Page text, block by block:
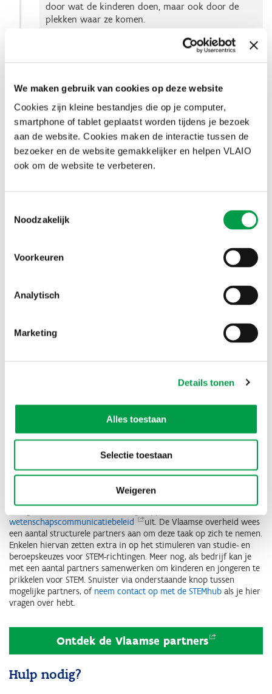
We maken gebruik van cookies op deze website
Cookies zijn kleine bestandjes die op je computer,
smartphone of tablet geplaatst worden tijdens je bezoek
aan de website. Cookies maken de interactie tussen de
bezoeker en de website gemakkelijker en helpen VLAIO
ook om de website te verbeteren.
Noodzakelijk
Voorkeuren
Analytisch
Marketing
Details tonen
Alles toestaan
Selectie toestaan
Weigeren
door wat de kinderen doen, maar ook door de
plekken waar ze komen.
Ontvang een groep kinderen voor een
3
Laat een STEM-kamp doorgaan in jouw
bedrijf
4
Werk samen met een STEM-ontwikkelaar
voor doe-activiteiten
Werk samen met STEM in de vrije tijd
Wetenschapscommunicatie
Om wetenschap en technologische innovatie onder de aandacht te
wetenschapscommunicatiebeleid
uit. De Vlaamse overheid wees
een aantal structurele partners aan om deze taak op zich te nemen.
Enkelen hiervan zetten extra in op het stimuleren van studie- en
beroepskeuzes voor STEM-richtingen. Meer nog, als bedrijf kan je
met een aantal partners samenwerken om kinderen en jongeren te
prikkelen voor STEM. Snuister via onderstaande knop tussen
mogelijke partners, of neem contact op met de STEMhub als je hier
vragen over hebt.
Ontdek de Vlaamse partners
Hulp nodig?